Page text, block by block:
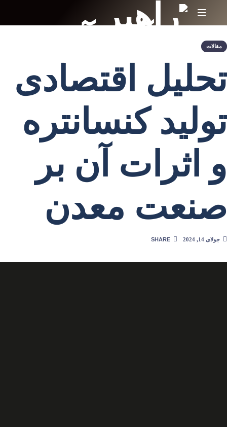
کارخانجات
کنستانتره
و
بهره
از
معادن
سنگ
مس
مقالات
تحلیل اقتصادی
تولید کنسانتره
و اثرات آن بر
صنعت معدن
جولای 14, 2024 SHARE